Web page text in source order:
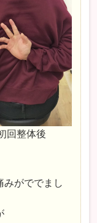
回整体後
みがででまし